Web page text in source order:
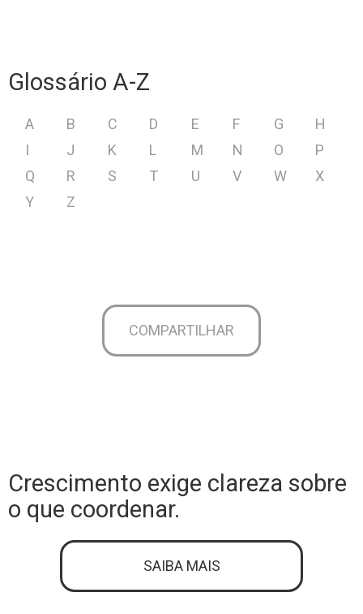
Glossário A-Z
A B C D E F G
H
I
J K L M N O
P
Q
R S T U V W
X
Y
Z
COMPARTILHAR
Crescimento exige clareza sobre
o que coordenar.
SAIBA MAIS